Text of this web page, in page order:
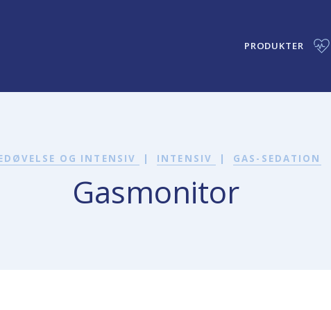
PRODUKTER
OG INTENSIV INTENSIV GAS-SEDATION
Gasmonitor